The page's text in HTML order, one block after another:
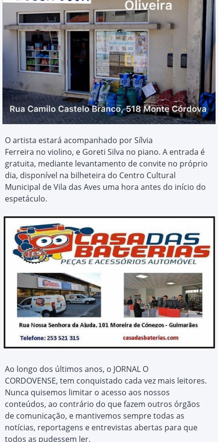
O artista estará acompanhado por Sílvia
Ferreira no violino, e Goreti Silva no piano. A entrada é
gratuita, mediante levantamento de convite no próprio
dia, disponível na bilheteira do Centro Cultural
Municipal de Vila das Aves uma hora antes do início do
espetáculo.
Ao longo dos últimos anos, o JORNAL O
CORDOVENSE, tem conquistado cada vez mais leitores.
Nunca quisemos limitar o acesso aos nossos
conteúdos, ao contrário do que fazem outros órgãos
de comunicação, e mantivemos sempre todas as
notícias, reportagens e entrevistas abertas para que
todos as pudessem ler.